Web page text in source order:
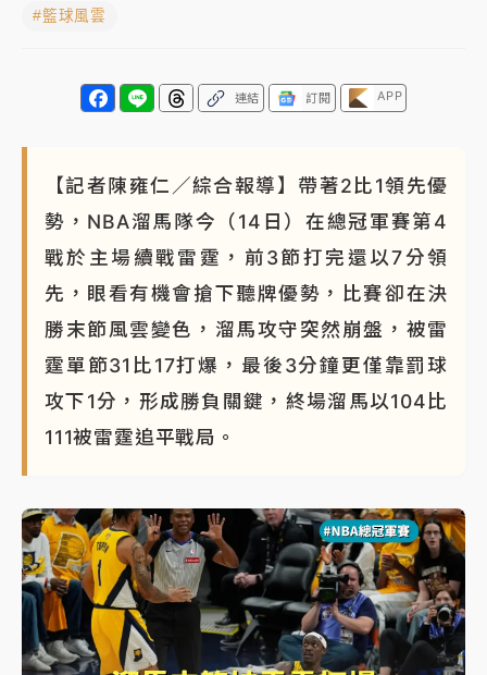
#籃球風雲
連結 訂閱 APP
【記者陳雍仁／綜合報導】帶著2比1領先優
勢，NBA溜馬隊今（14日）在總冠軍賽第4
戰於主場續戰雷霆，前3節打完還以7分領
先，眼看有機會搶下聽牌優勢，比賽卻在決
勝末節風雲變色，溜馬攻守突然崩盤，被雷
霆單節31比17打爆，最後3分鐘更僅靠罰球
攻下1分，形成勝負關鍵，終場溜馬以104比
111被雷霆追平戰局。